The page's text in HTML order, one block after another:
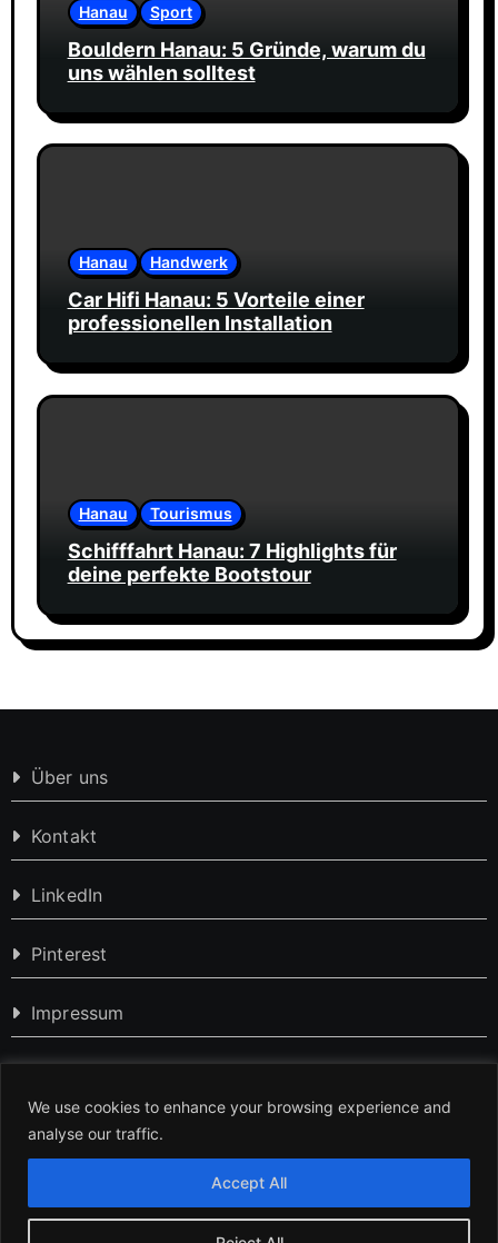
We use cookies to enhance your browsing experience and
analyse our traffic.
Accept All
Hanau Sport
Bouldern Hanau: 5 Gründe, warum du
uns wählen solltest
Hanau Handwerk
Car Hifi Hanau: 5 Vorteile einer
professionellen Installation
Hanau Tourismus
Schifffahrt Hanau: 7 Highlights für
deine perfekte Bootstour
Über uns
Kontakt
LinkedIn
Pinterest
Impressum
Datenschutzerklärung